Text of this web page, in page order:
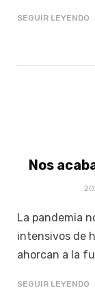
SEGUIR LEYENDO
Nos
La pandemia
intensivos de
ahorcan a la
SEGUIR LEYENDO